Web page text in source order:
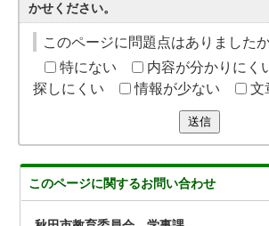
かせください。
このページに問題点はありました
特にない
内容が分かりにく
探しにくい
情報が少ない 文
送信
このページに関するお問い合わせ